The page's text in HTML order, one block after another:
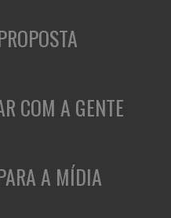
COM A GENTE
A MÍDIA